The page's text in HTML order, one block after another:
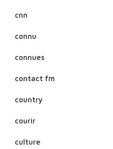
cnn
connu
connues
contact fm
country
courir
culture